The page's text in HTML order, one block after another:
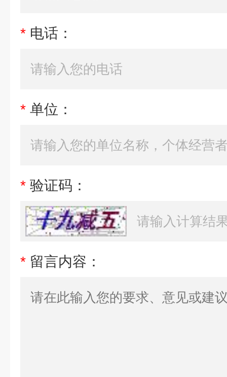
* 电话：
* 单位：
* 验证码：
* 留言内容：